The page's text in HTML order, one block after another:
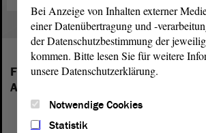
Folgende Fraktionen sind im
Anhalt vertreten:
Bei Anzeige von Inhalten externer
einer Datenübertragung und -
der Datenschutzbestimmung der
kommen. Bitte lesen Sie für weitere
unsere Datenschutzerklärung.
Notwendige Cookies
Statistik